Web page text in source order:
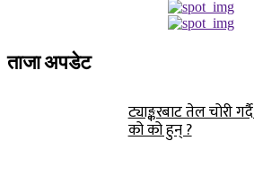
ताजा अपडेट
ट्याङ्करबाट तेल चोरी
को को हुन् ?